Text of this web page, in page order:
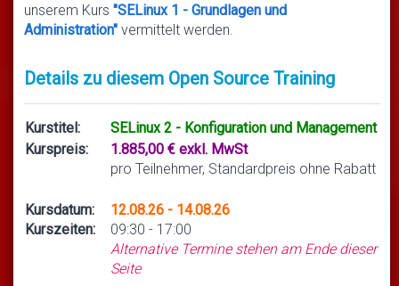
unserem Kurs "SELinux 1 - Grundlagen und
Administration" vermittelt werden.
Details zu diesem Open Source Training
Kurstitel:
SELinux 2 - Konfiguration und Management
Kurspreis:
1.885,00 € exkl. MwSt
pro Teilnehmer, Standardpreis ohne Rabatt
Kursdatum:
Kurszeiten:
12.08.26 - 14.08.26
09:30 - 17:00
Alternative Termine stehen am Ende dieser
Seite